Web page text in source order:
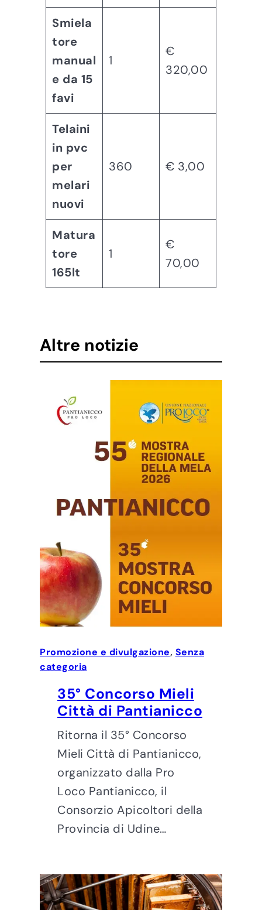
Smiela
tore
manual
e da 15
favi
1
€
320,00
Telaini
in pvc
per
melari
nuovi
360 € 3,00
Matura
tore
165lt
1
€
70,00
Altre notizie
Promozione e divulgazione, Senza
categoria
35° Concorso Mieli
Città di Pantianicco
Ritorna il 35° Concorso
Mieli Città di Pantianicco,
organizzato dalla Pro
Loco Pantianicco, il
Consorzio Apicoltori della
Provincia di Udine…